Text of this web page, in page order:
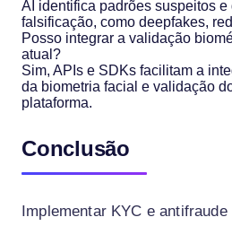
AI identifica padrões suspeitos
falsificação, como deepfakes,
Posso integrar a validação
atual?
Sim, APIs e SDKs facilitam a
da biometria facial e validação
plataforma.
Conclusão
Implementar KYC e